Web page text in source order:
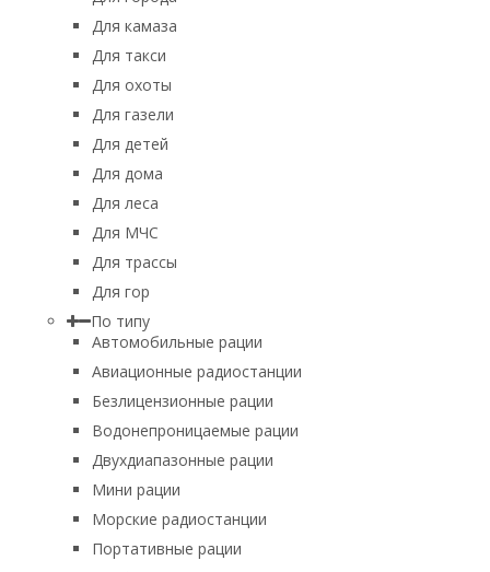
Для камаза
Для такси
Для охоты
Для газели
Для детей
Для дома
Для леса
Для МЧС
Для трассы
Для гор
По типу
Автомобильные рации
Авиационные радиостанции
Безлицензионные рации
Водонепроницаемые рации
Двухдиапазонные рации
Мини рации
Морские радиостанции
Портативные рации